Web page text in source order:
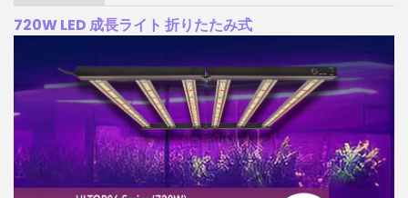
720W LED 成長ライト 折りたたみ式